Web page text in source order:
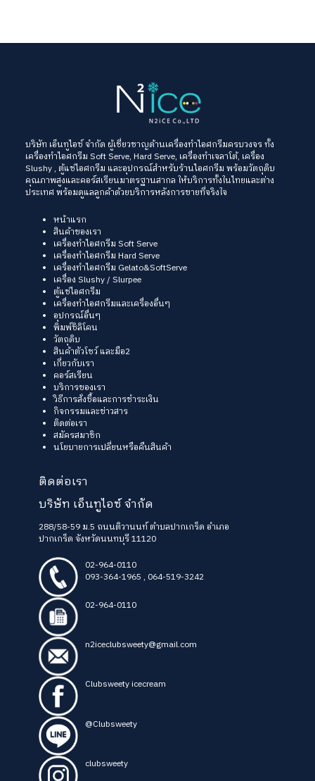
บริษัท เอ็นทูไอซ์ จำกัด ผู้เชี่ยวชาญด้านเครื่องทำไอศกรีมครบวงจร ทั้ง
เครื่องทำไอศกรีม Soft Serve, Hard Serve, เครื่องทำเจลาโต้, เครื่อง
Slushy, ตู้แช่ไอศกรีม และอุปกรณ์สำหรับร้านไอศกรีม พร้อมวัตถุดิบ
คุณภาพสูงและคอร์สเรียนมาตรฐานสากล ให้บริการทั้งในไทยและต่าง
ประเทศ พร้อมดูแลลูกค้าด้วยบริการหลังการขายที่จริงใจ
หน้าแรก
สินค้าของเรา
เครื่องทำไอศกรีม Soft Serve
เครื่องทำไอศกรีม Hard Serve
เครื่องทำไอศกรีม Gelato&SoftServe
เครื่อง Slushy / Slurpee
ตู้แช่ไอศกรีม
เครื่องทำไอศกรีมและเครื่องอื่นๆ
อุปกรณ์อื่นๆ
พิมพ์ซิลิโคน
วัตถุดิบ
สินค้าตัวโชว์ และมือ2
เกี่ยวกับเรา
คอร์สเรียน
บริการของเรา
วิธีการสั่งซื้อและการชำระเงิน
กิจกรรมและข่าวสาร
ติดต่อเรา
สมัครสมาชิก
นโยบายการเปลี่ยนหรือคืนสินค้า
ติดต่อเรา
บริษัท เอ็นทูไอซ์ จำกัด
288/58-59 ม.5 ถนนติวานนท์ ตำบลปากเกร็ด อำเภอ
ปากเกร็ด จังหวัดนนทบุรี 11120
02-964-0110
093-364-1965 , 064-519-3242
02-964-0110
n2iceclubsweety@gmail.com
Clubsweety icecream
@Clubsweety
clubsweety